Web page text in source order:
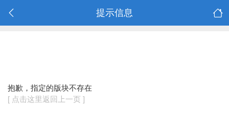
提示信息
抱歉，指定的版块不存在
[ 点击这里返回上一页 ]